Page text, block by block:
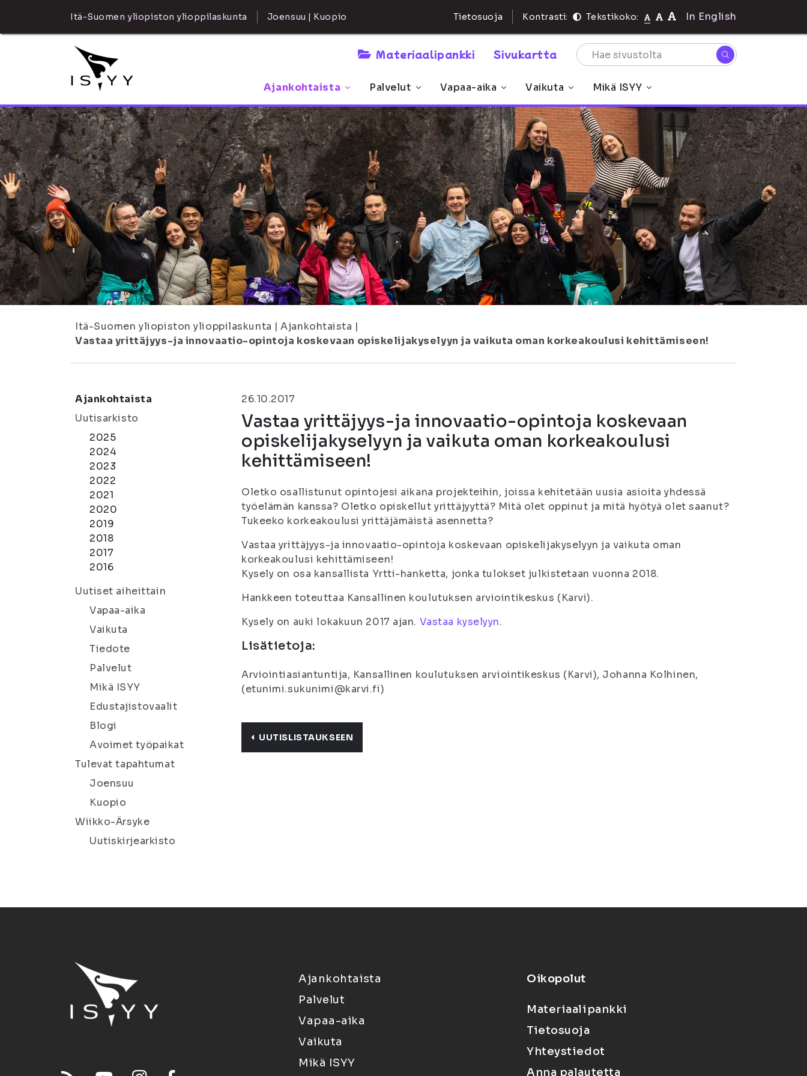
Itä-Suomen yliopiston ylioppilaskunta Joensuu | Kuopio Tietosuoja Kontrasti: Tekstikoko: In English
Materiaalipankki Sivukartta
Ajankohtaista Palvelut Vapaa-aika Vaikuta Mikä ISYY
Itä-Suomen yliopiston ylioppilaskunta | Ajankohtaista |
Vastaa yrittäjyys-ja innovaatio-opintoja koskevaan opiskelijakyselyyn ja vaikuta oman korkeakoulusi kehittämiseen!
Ajankohtaista
Uutisarkisto
2025
2024
2023
2022
2021
2020
2019
2018
2017
2016
Uutiset aiheittain
Vapaa-aika
Vaikuta
Tiedote
Palvelut
Mikä ISYY
Edustajistovaalit
Blogi
Avoimet työpaikat
Tulevat tapahtumat
Joensuu
Kuopio
Wiikko-Ärsyke
Uutiskirjearkisto
26.10.2017
Vastaa yrittäjyys-ja innovaatio-opintoja koskevaan
opiskelijakyselyyn ja vaikuta oman korkeakoulusi
kehittämiseen!
Oletko osallistunut opintojesi aikana projekteihin, joissa kehitetään uusia asioita yhdessä
työelämän kanssa? Oletko opiskellut yrittäjyyttä? Mitä olet oppinut ja mitä hyötyä olet saanut?
Tukeeko korkeakoulusi yrittäjämäistä asennetta?
Vastaa yrittäjyys-ja innovaatio-opintoja koskevaan opiskelijakyselyyn ja vaikuta oman
korkeakoulusi kehittämiseen!
Kysely on osa kansallista Yrtti-hanketta, jonka tulokset julkistetaan vuonna 2018.
Hankkeen toteuttaa Kansallinen koulutuksen arviointikeskus (Karvi).
Kysely on auki lokakuun 2017 ajan. Vastaa kyselyyn.
Lisätietoja:
Arviointiasiantuntija, Kansallinen koulutuksen arviointikeskus (Karvi), Johanna Kolhinen,
(etunimi.sukunimi@karvi.fi)
UUTISLISTAUKSEEN
Ajankohtaista
Palvelut
Vapaa-aika
Vaikuta
Mikä ISYY
Oikopolut
Materiaalipankki
Tietosuoja
Yhteystiedot
Anna palautetta